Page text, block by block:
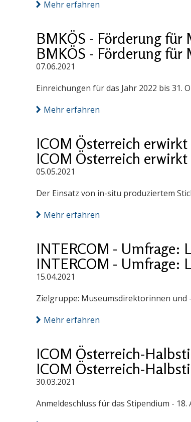
Mehr erfahren
BMKÖS - Förderung für
BMKÖS - Förderung für
07.06.2021
Einreichungen für das Jahr 2022 bis 31.
Mehr erfahren
ICOM Österreich
ICOM Österreich
05.05.2021
Der Einsatz von in-situ produziertem
Mehr erfahren
INTERCOM - Umfrage:
INTERCOM - Umfrage:
15.04.2021
Zielgruppe: Museumsdirektorinnen und
Mehr erfahren
ICOM Österreich-
ICOM Österreich-
30.03.2021
Anmeldeschluss für das Stipendium - 18.